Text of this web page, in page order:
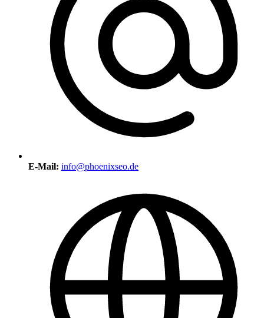
E-Mail: info@phoenixseo.de